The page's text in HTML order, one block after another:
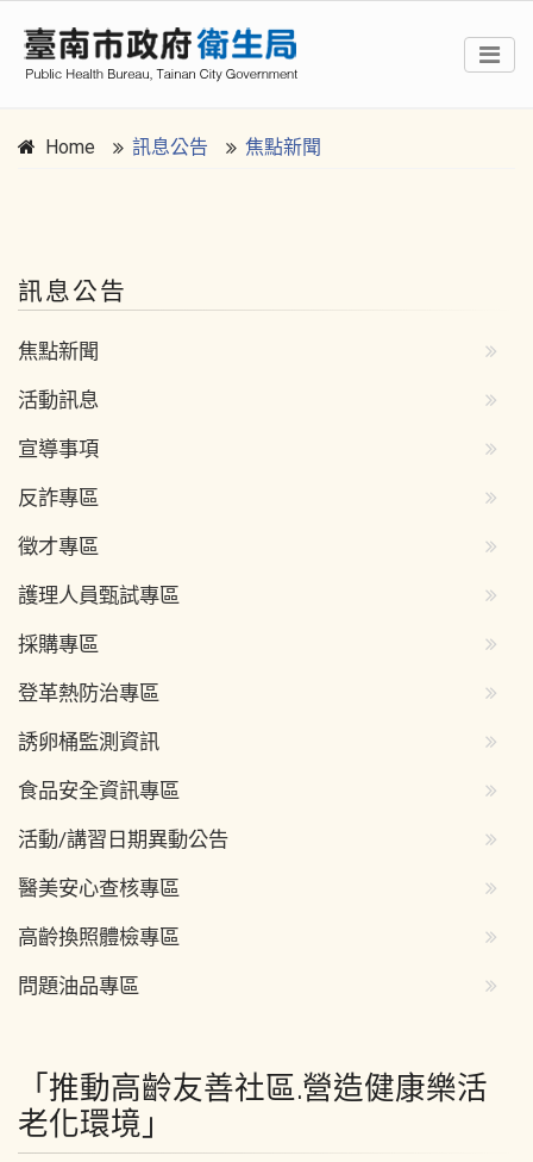
Home 訊息公告 焦點新聞
訊息公告
焦點新聞
活動訊息
宣導事項
反詐專區
徵才專區
護理人員甄試專區
採購專區
登革熱防治專區
誘卵桶監測資訊
食品安全資訊專區
活動/講習日期異動公告
醫美安心查核專區
高齡換照體檢專區
問題油品專區
「推動高齡友善社區.營造健康樂活
老化環境」